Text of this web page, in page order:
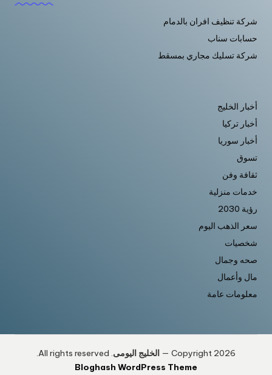
شركة تنظيف افران بالدمام
حسابات سناب
شركة تسليك مجاري بمسقط
أخبار الخليج
أخبار تركيا
أخبار سوريا
تسوق
ثقافة وفن
خدمات منزلية
رؤية 2030
سعر الذهب اليوم
شخصيات
صحه وجمال
مال وأعمال
معلومات عامة
Copyright 2026 — الخليج اليومى. All rights reserved.
Bloghash WordPress Theme